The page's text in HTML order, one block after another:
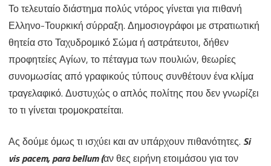
πιθανότητα
Έλληνο-
Τουρκικής
Κρίσης-
Πολέμου;
Το τελευταίο διάστημα πολύς ντόρος γίνεται για πιθανή
Ελληνο-Τουρκική σύρραξη. Δημοσιογράφοι με στρατιωτική
θητεία στο Ταχυδρομικό Σώμα ή αστράτευτοι, δήθεν
προφητείες Αγίων, το πέταγμα των πουλιών, θεωρίες
συνομωσίας από γραφικούς τύπους συνθέτουν ένα κλίμα
τραγελαφικό. Δυστυχώς ο απλός πολίτης που δεν γνωρίζει
το τι γίνεται τρομοκρατείται.
Ας δούμε όμως τι ισχύει και αν υπάρχουν πιθανότητες. Si
vis pacem, para bellum(αν θες ειρήνη ετοιμάσου για τον